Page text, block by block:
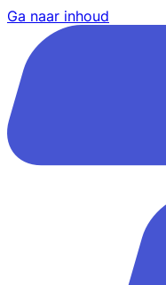
Ga naar inhoud